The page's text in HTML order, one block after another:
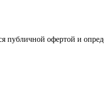
офертой и